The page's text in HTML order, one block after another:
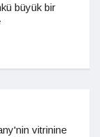
büyük bir
vitrinine